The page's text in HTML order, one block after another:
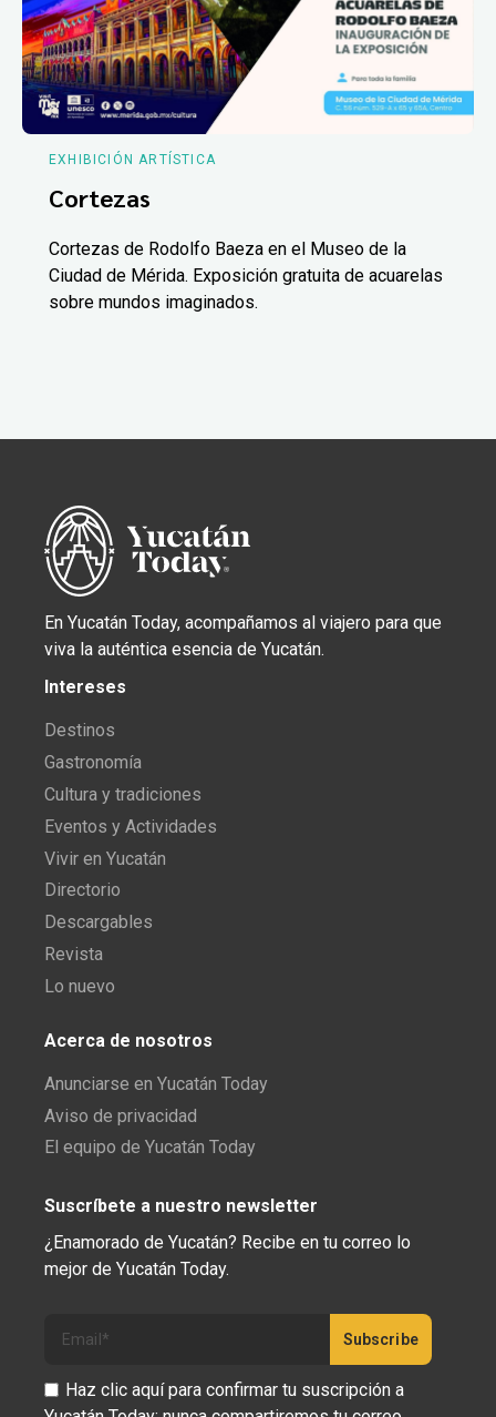
EXHIBICIÓN ARTÍSTICA
Cortezas
Cortezas de Rodolfo Baeza en el Museo de la
Ciudad de Mérida. Exposición gratuita de acuarelas
sobre mundos imaginados.
En Yucatán Today, acompañamos al viajero para que
viva la auténtica esencia de Yucatán.
Intereses
Destinos
Gastronomía
Cultura y tradiciones
Eventos y Actividades
Vivir en Yucatán
Directorio
Descargables
Revista
Lo nuevo
Acerca de nosotros
Anunciarse en Yucatán Today
Aviso de privacidad
El equipo de Yucatán Today
Suscríbete a nuestro newsletter
¿Enamorado de Yucatán? Recibe en tu correo lo
mejor de Yucatán Today.
Haz clic aquí para confirmar tu suscripción a